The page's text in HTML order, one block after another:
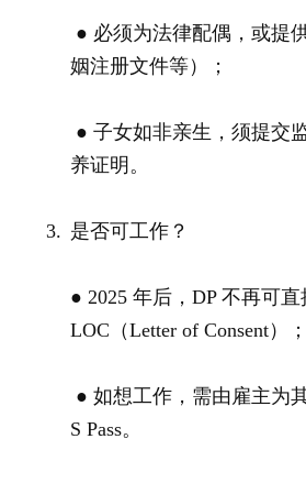
● 必须为法律配偶，或提
姻注册文件等）；
● 子女如非亲生，须提交
养证明。
是否可工作？
● 2025 年后，DP 不再可
LOC（Letter of Consent）；
● 如想工作，需由雇主为
S Pass。